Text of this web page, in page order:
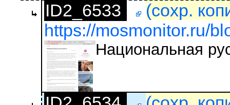
ID2_6533
(сохр.
https://mosmonitor.ru/
Национальная